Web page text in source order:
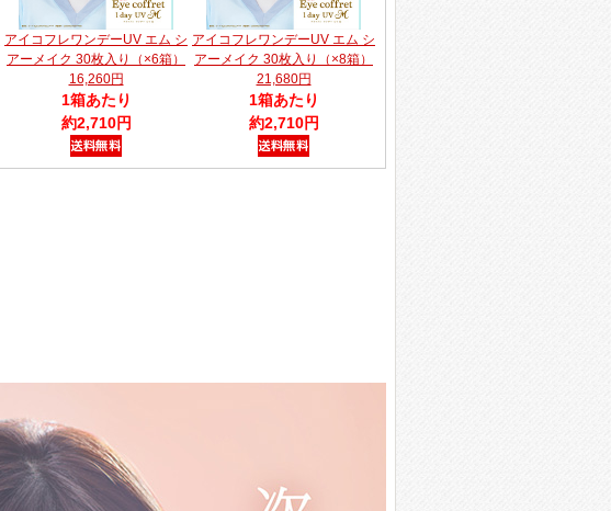
アイコフレワンデーUV エム シ
アーメイク 30枚入り（×6箱）
16,260円
1箱あたり
約2,710円
アイコフレワンデーUV エム シ
アーメイク 30枚入り（×8箱）
21,680円
1箱あたり
約2,710円